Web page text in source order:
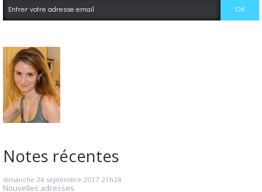
Notes récentes
dimanche 24 septembre 2017 21h28
Nouvelles adresses